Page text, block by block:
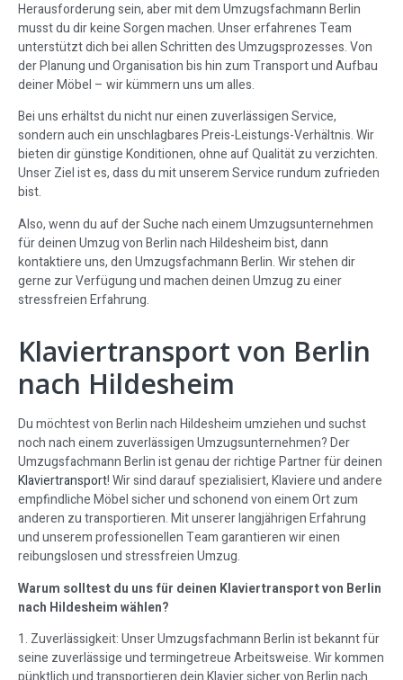
Herausforderung sein, aber mit dem Umzugsfachmann Berlin
musst du dir keine Sorgen machen. Unser erfahrenes Team
unterstützt dich bei allen Schritten des Umzugsprozesses. Von
der Planung und Organisation bis hin zum Transport und Aufbau
deiner Möbel – wir kümmern uns um alles.
Bei uns erhältst du nicht nur einen zuverlässigen Service,
sondern auch ein unschlagbares Preis-Leistungs-Verhältnis. Wir
bieten dir günstige Konditionen, ohne auf Qualität zu verzichten.
Unser Ziel ist es, dass du mit unserem Service rundum zufrieden
bist.
Also, wenn du auf der Suche nach einem Umzugsunternehmen
für deinen Umzug von Berlin nach Hildesheim bist, dann
kontaktiere uns, den Umzugsfachmann Berlin. Wir stehen dir
gerne zur Verfügung und machen deinen Umzug zu einer
stressfreien Erfahrung.
Klaviertransport von Berlin
nach Hildesheim
Du möchtest von Berlin nach Hildesheim umziehen und suchst
noch nach einem zuverlässigen Umzugsunternehmen? Der
Umzugsfachmann Berlin ist genau der richtige Partner für deinen
Klaviertransport! Wir sind darauf spezialisiert, Klaviere und andere
empfindliche Möbel sicher und schonend von einem Ort zum
anderen zu transportieren. Mit unserer langjährigen Erfahrung
und unserem professionellen Team garantieren wir einen
reibungslosen und stressfreien Umzug.
Warum solltest du uns für deinen Klaviertransport von Berlin
nach Hildesheim wählen?
1. Zuverlässigkeit: Unser Umzugsfachmann Berlin ist bekannt für
seine zuverlässige und termingetreue Arbeitsweise. Wir kommen